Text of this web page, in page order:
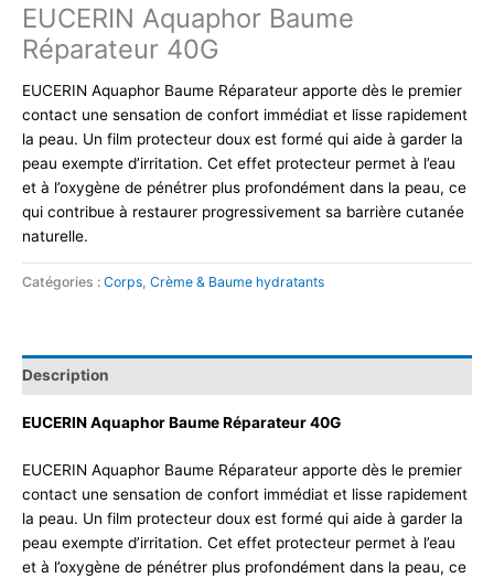
EUCERIN Aquaphor Baume
Réparateur 40G
EUCERIN Aquaphor Baume Réparateur apporte dès le premier
contact une sensation de confort immédiat et lisse rapidement
la peau. Un film protecteur doux est formé qui aide à garder la
peau exempte d’irritation. Cet effet protecteur permet à l’eau
et à l’oxygène de pénétrer plus profondément dans la peau, ce
qui contribue à restaurer progressivement sa barrière cutanée
naturelle.
Catégories : Corps, Crème & Baume hydratants
Description
EUCERIN Aquaphor Baume Réparateur 40G
EUCERIN Aquaphor Baume Réparateur apporte dès le premier
contact une sensation de confort immédiat et lisse rapidement
la peau. Un film protecteur doux est formé qui aide à garder la
peau exempte d’irritation. Cet effet protecteur permet à l’eau
et à l’oxygène de pénétrer plus profondément dans la peau, ce